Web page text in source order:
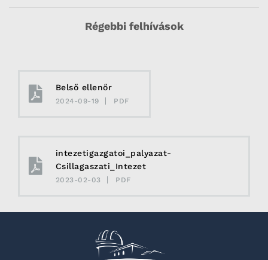
Régebbi felhívások
Belső ellenőr
2024-09-19 PDF
intezetigazgatoi_palyazat-
Csillagaszati_Intezet
2023-02-03 PDF